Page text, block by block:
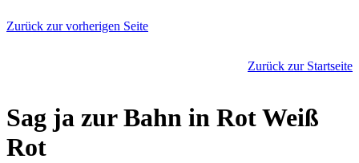
Zurück zur vorherigen Seite
Zurück zur Startseite
Sag ja zur Bahn in Rot Weiß
Rot